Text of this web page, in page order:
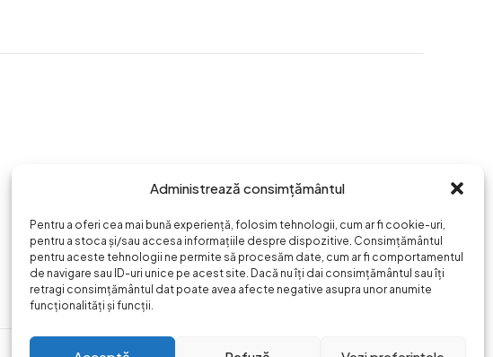
Administrează consimțământul
Pentru a oferi cea mai bună experiență, folosim tehnologii, cum ar fi cookie-uri,
pentru a stoca și/sau accesa informațiile despre dispozitive. Consimțământul
pentru aceste tehnologii ne permite să procesăm date, cum ar fi comportamentul
de navigare sau ID-uri unice pe acest site. Dacă nu îți dai consimțământul sau îți
retragi consimțământul dat poate avea afecte negative asupra unor anumite
funcționalități și funcții.